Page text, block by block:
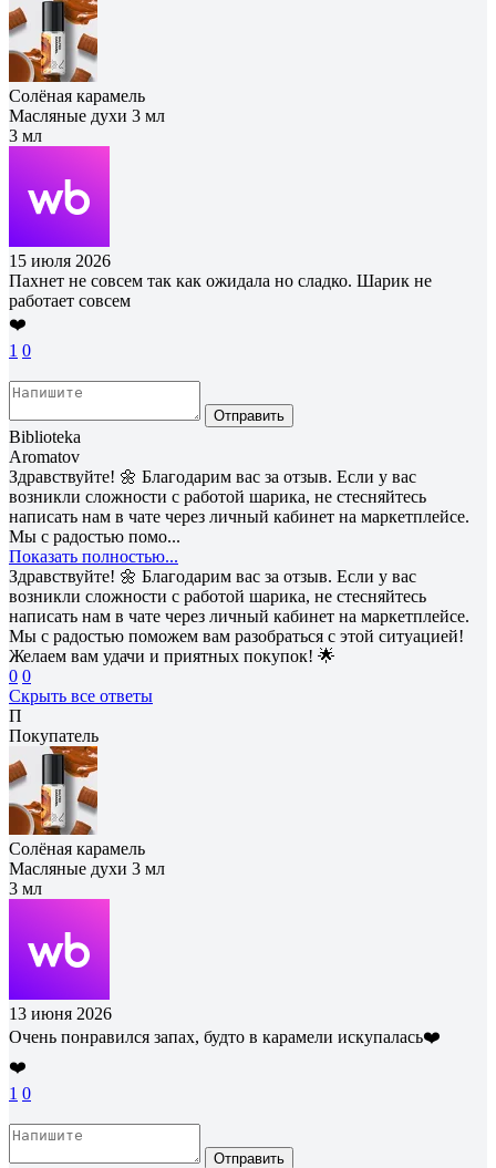
Солёная карамель
Масляные духи 3 мл
3 мл
15 июля 2026
Пахнет не совсем так как ожидала но сладко. Шарик не
работает совсем
❤️
1 0
Отправить
Biblioteka
Aromatov
Здравствуйте! 🌼 Благодарим вас за отзыв. Если у вас
возникли сложности с работой шарика, не стесняйтесь
написать нам в чате через личный кабинет на маркетплейсе.
Мы с радостью помо...
Показать полностью...
Здравствуйте! 🌼 Благодарим вас за отзыв. Если у вас
возникли сложности с работой шарика, не стесняйтесь
написать нам в чате через личный кабинет на маркетплейсе.
Мы с радостью поможем вам разобраться с этой ситуацией!
Желаем вам удачи и приятных покупок! 🌟
0 0
Скрыть все ответы
П
Покупатель
Солёная карамель
Масляные духи 3 мл
3 мл
13 июня 2026
Очень понравился запах, будто в карамели искупалась❤️
❤️
1 0
Отправить